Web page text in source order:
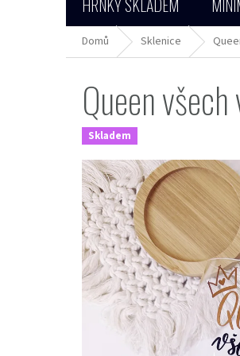
HRNKY SKLADEM
Domů Sklenice
Queen
Skladem